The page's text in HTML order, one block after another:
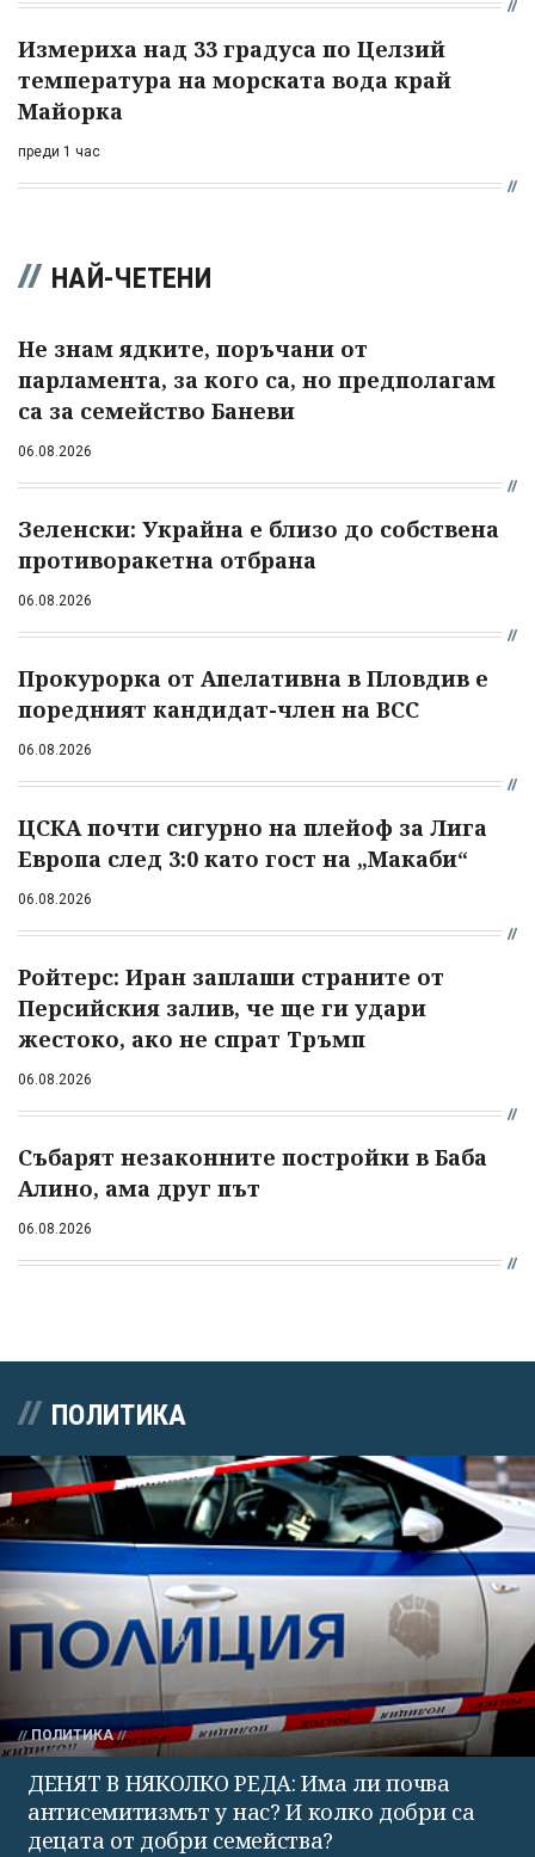
Измериха над 33 градуса по Целзий
температура на морската вода край
Майорка
преди 1 час
НАЙ-ЧЕТЕНИ
Не знам ядките, поръчани от
парламента, за кого са, но предполагам
са за семейство Баневи
06.08.2026
Зеленски: Украйна е близо до собствена
противоракетна отбрана
06.08.2026
Прокурорка от Апелативна в Пловдив е
поредният кандидат-член на ВСС
06.08.2026
ЦСКА почти сигурно на плейоф за Лига
Европа след 3:0 като гост на „Макаби“
06.08.2026
Ройтерс: Иран заплаши страните от
Персийския залив, че ще ги удари
жестоко, ако не спрат Тръмп
06.08.2026
Събарят незаконните постройки в Баба
Алино, ама друг път
06.08.2026
ПОЛИТИКА
ПОЛИТИКА
ДЕНЯТ В НЯКОЛКО РЕДА: Има ли почва
антисемитизмът у нас? И колко добри са
децата от добри семейства?